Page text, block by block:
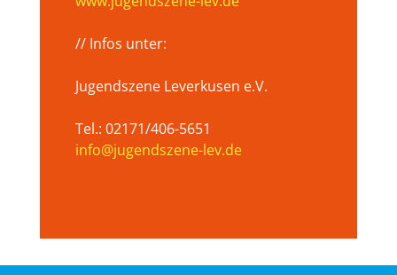
// Infos unter:
Jugendszene Leverkusen e.V.
Tel.: 02171/406-5651
info@jugendszene-lev.de